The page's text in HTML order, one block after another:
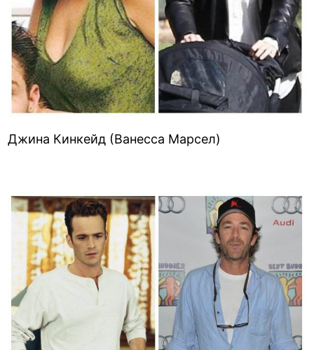
Джина Кинкейд (Ванесса Марсел)